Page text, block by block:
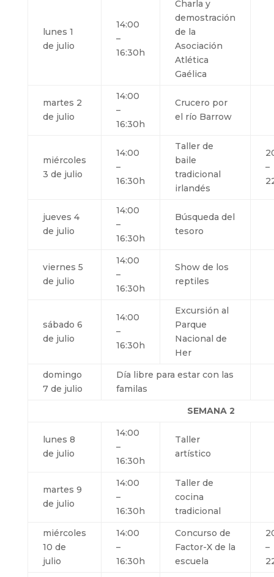
lunes 1
de julio
14:00
–
16:30h
Charla y
demostración
de la
Asociación
Atlética
Gaélica
martes 2
de julio
14:00
–
16:30h
Crucero por
el río Barrow
miércoles
3 de julio
14:00
–
16:30h
Taller de
baile
tradicional
irlandés
–
jueves 4
de julio
14:00
–
16:30h
Búsqueda del
tesoro
viernes 5
de julio
14:00
–
16:30h
Show de los
reptiles
sábado 6
de julio
14:00
–
16:30h
Excursión al
Parque
Nacional de
Her
domingo
7 de julio
Día libre para estar con las
familas
SEMANA 2
lunes 8
de julio
14:00
–
16:30h
Taller
artístico
martes 9
de julio
14:00
–
16:30h
Taller de
cocina
tradicional
miércoles
10 de
julio
14:00
–
16:30h
Concurso de
Factor-X de la
escuela
–